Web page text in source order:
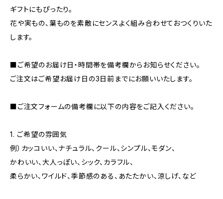
ギフトにもぴったり。
花や実もの、葉ものを素敵にセンスよく組み合わせておつくりいた
します。
■ご希望のお届け日・時間帯を備考欄からお知らせください。
ご注文はご希望お届け日の3日前までにお願いいたします。
■ご注文フォームの備考欄に以下の内容をご記入ください。
1. ご希望の雰囲気
例）カッコいい、ナチュラル、クール、シンプル、モダン、
かわいい、大人っぽい、シック、カラフル、
柔らかい、ワイルド、季節感のある、あたたかい、涼しげ、など